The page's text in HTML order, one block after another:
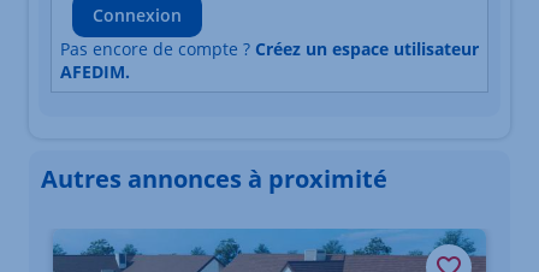
Connexion
Pas encore de compte ? Créez un espace utilisateur
AFEDIM.
Autres annonces à proximité
Élément 1 sur 3